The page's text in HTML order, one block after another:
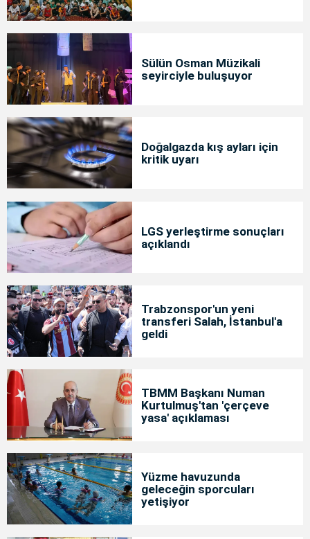
Sülün Osman Müzikali
seyirciyle buluşuyor
Doğalgazda kış ayları için
kritik uyarı
LGS yerleştirme sonuçları
açıklandı
Trabzonspor'un yeni
transferi Salah, İstanbul'a
geldi
TBMM Başkanı Numan
Kurtulmuş'tan 'çerçeve
yasa' açıklaması
Yüzme havuzunda
geleceğin sporcuları
yetişiyor